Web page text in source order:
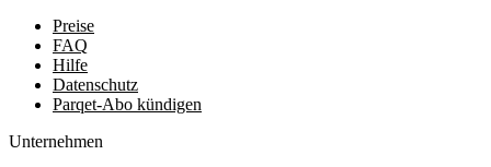
Preise
FAQ
Hilfe
Datenschutz
Parqet-Abo kündigen
Unternehmen